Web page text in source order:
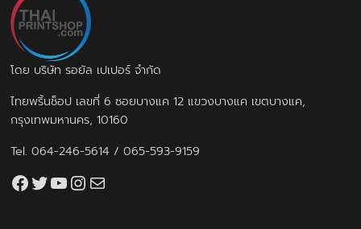
โดย บริษัท รอยัล เปเปอร์ จำกัด
ไทยพริ้นช็อป เลขที่ 6 ซอยบางแค 12 แขวงบางแค เขตบางแค,
กรุงเทพมหานคร, 10160
Tel.064-246-5614 /065-593-9159
Facebook
Twitter
YouTube
Instagram
thaiprintshop.aw@gmail.com